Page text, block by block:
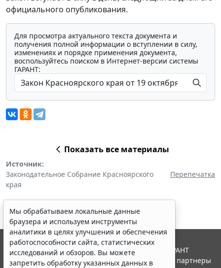
официального опубликования.
Для просмотра актуального текста документа и
получения полной информации о вступлении в силу,
изменениях и порядке применения документа,
воспользуйтесь поиском в Интернет-версии системы
ГАРАНТ:
Показать все материалы
Источник:
Законодательное Собрание Красноярского
края
Перепечатка
Мы обрабатываем локальные данные
браузера и используем инструменты
аналитики в целях улучшения и обеспечения
работоспособности сайта, статистических
исследований и обзоров. Вы можете
запретить обработку указанных данных в
© ООО "НПП "ГАРАНТ-СЕРВИС", 2026. Система ГАРАНТ
выпускается с 1990 года. Компания "Гарант" и ее партнеры